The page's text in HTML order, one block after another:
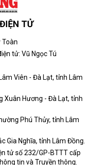
TỬ
Toàn
tử: Vũ Ngọc Tú
Viên - Đà Lạt, tỉnh Lâm
Xuân Hương - Đà Lạt, tỉnh
Phú Thủy, tỉnh Lâm
Gia Nghĩa, tỉnh Lâm Đồng.
tử số 232/GP-BTTT cấp
tin và Truyền thông.